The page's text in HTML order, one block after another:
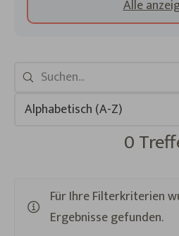
Alle
0
Für Ihre Filterkriterien
Ergebnisse gefunden.